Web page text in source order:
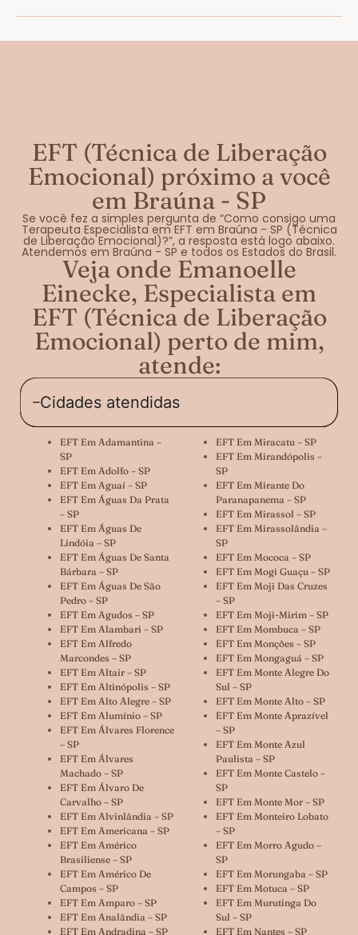
EFT (Técnica de Liberação
Emocional) próximo a você
em Braúna - SP
Se você fez a simples pergunta de “Como consigo uma
Terapeuta Especialista em EFT em Braúna - SP (Técnica
de Liberação Emocional)?”, a resposta está logo abaixo.
Atendemos em Braúna - SP e todos os Estados do Brasil.
Veja onde Emanoelle
Einecke, Especialista em
EFT (Técnica de Liberação
Emocional) perto de mim,
atende:
Cidades atendidas
EFT Em Adamantina –
SP
EFT Em Adolfo – SP
EFT Em Aguaí – SP
EFT Em Águas Da Prata
– SP
EFT Em Águas De
Lindóia – SP
EFT Em Águas De Santa
Bárbara – SP
EFT Em Águas De São
Pedro – SP
EFT Em Agudos – SP
EFT Em Alambari – SP
EFT Em Alfredo
Marcondes – SP
EFT Em Altair – SP
EFT Em Altinópolis – SP
EFT Em Alto Alegre – SP
EFT Em Alumínio – SP
EFT Em Álvares Florence
– SP
EFT Em Álvares
Machado – SP
EFT Em Álvaro De
Carvalho – SP
EFT Em Alvinlândia – SP
EFT Em Americana – SP
EFT Em Américo
Brasiliense – SP
EFT Em Américo De
Campos – SP
EFT Em Amparo – SP
EFT Em Analândia – SP
EFT Em Andradina – SP
EFT Em Miracatu – SP
EFT Em Mirandópolis –
SP
EFT Em Mirante Do
Paranapanema – SP
EFT Em Mirassol – SP
EFT Em Mirassolândia –
SP
EFT Em Mococa – SP
EFT Em Mogi Guaçu – SP
EFT Em Moji Das Cruzes
– SP
EFT Em Moji-Mirim – SP
EFT Em Mombuca – SP
EFT Em Monções – SP
EFT Em Mongaguá – SP
EFT Em Monte Alegre Do
Sul – SP
EFT Em Monte Alto – SP
EFT Em Monte Aprazível
– SP
EFT Em Monte Azul
Paulista – SP
EFT Em Monte Castelo –
SP
EFT Em Monte Mor – SP
EFT Em Monteiro Lobato
– SP
EFT Em Morro Agudo –
SP
EFT Em Morungaba – SP
EFT Em Motuca – SP
EFT Em Murutinga Do
Sul – SP
EFT Em Nantes – SP